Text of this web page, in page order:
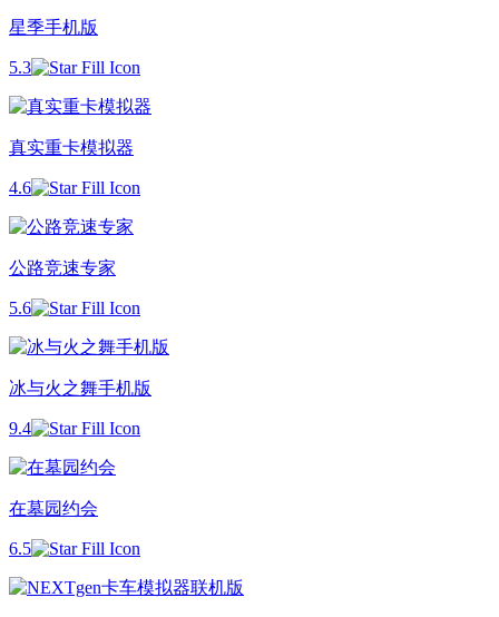
星季手机版
5.3
真实重卡模拟器
4.6
公路竞速专家
5.6
冰与火之舞手机版
9.4
在墓园约会
6.5